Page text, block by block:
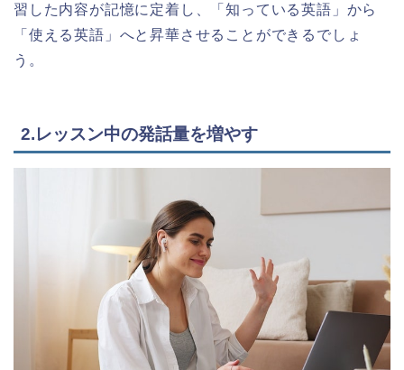
習した内容が記憶に定着し、「知っている英語」から
「使える英語」へと昇華させることができるでしょ
う。
2.レッスン中の発話量を増やす